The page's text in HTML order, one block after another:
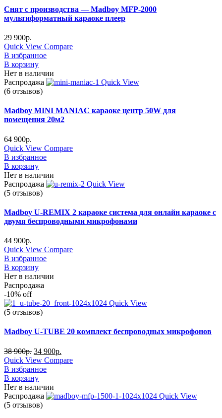
Снят с производства — Madboy MFP-2000
мультиформатный караоке плеер
29 900р.
Quick View Compare
В избранное
В корзину
Нет в наличии
Распродажа
Quick View
(6 отзывов)
Madboy MINI MANIAC караоке центр 50W для
помещения 20м2
64 900р.
Quick View Compare
В избранное
В корзину
Нет в наличии
Распродажа
Quick View
(5 отзывов)
Madboy U-REMIX 2 караоке система для онлайн караоке с
двумя беспроводными микрофонами
44 900р.
Quick View Compare
В избранное
В корзину
Нет в наличии
Распродажа
-10% off
Quick View
(5 отзывов)
Madboy U-TUBE 20 комплект беспроводных микрофонов
38 900р. 34 900р.
Quick View Compare
В избранное
В корзину
Нет в наличии
Распродажа
Quick View
(5 отзывов)